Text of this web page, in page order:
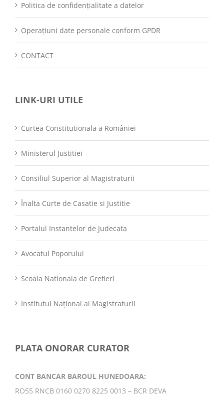
Politica de confidențialitate a datelor
Operațiuni date personale conform GPDR
CONTACT
LINK-URI UTILE
Curtea Constitutionala a României
Ministerul Justitiei
Consiliul Superior al Magistraturii
Înalta Curte de Casatie si Justitie
Portalul Instantelor de Judecata
Avocatul Poporului
Scoala Nationala de Grefieri
Institutul Național al Magistraturii
PLATA ONORAR CURATOR
CONT BANCAR BAROUL HUNEDOARA:
RO55 RNCB 0160 0270 8225 0013 – BCR DEVA